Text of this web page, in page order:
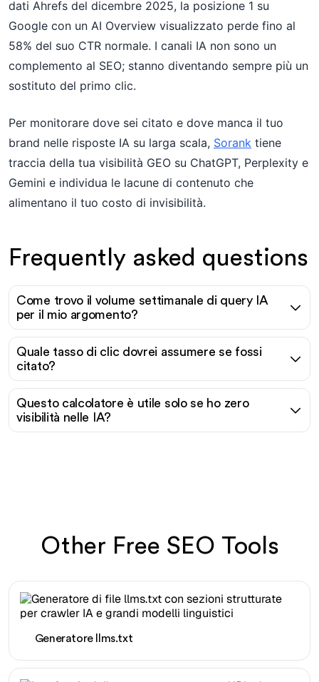
dati Ahrefs del dicembre 2025, la posizione 1 su
Google con un AI Overview visualizzato perde fino al
58% del suo CTR normale. I canali IA non sono un
complemento al SEO; stanno diventando sempre più un
sostituto del primo clic.
Per monitorare dove sei citato e dove manca il tuo
brand nelle risposte IA su larga scala, Sorank tiene
traccia della tua visibilità GEO su ChatGPT, Perplexity e
Gemini e individua le lacune di contenuto che
alimentano il tuo costo di invisibilità.
Frequently asked questions
Come trovo il volume settimanale di query IA
per il mio argomento?
Quale tasso di clic dovrei assumere se fossi
citato?
Questo calcolatore è utile solo se ho zero
visibilità nelle IA?
Other Free SEO Tools
Generatore llms.txt